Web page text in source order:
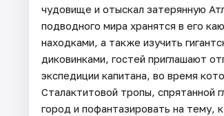
чудовище и отыскал затерянную
подводного мира хранятся в его
находками, а также изучить
диковинками, гостей приглашают
экспедиции капитана, во время
Сталактитовой тропы, спрятанной
город и пофантазировать на тему,